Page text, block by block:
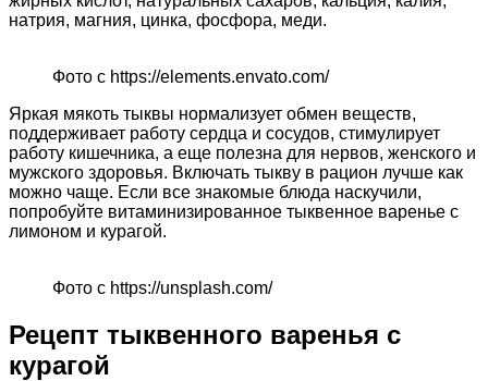
натрия, магния, цинка, фосфора, меди.
Фото с https://elements.envato.com/
Яркая мякоть тыквы нормализует обмен веществ,
поддерживает работу сердца и сосудов, стимулирует
работу кишечника, а еще полезна для нервов, женского и
мужского здоровья. Включать тыкву в рацион лучше как
можно чаще. Если все знакомые блюда наскучили,
попробуйте витаминизированное тыквенное варенье с
лимоном и курагой.
Фото с https://unsplash.com/
Рецепт тыквенного варенья с
курагой